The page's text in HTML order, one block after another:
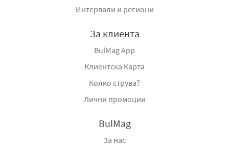
местните жители на Амазонка, абсорбира косата и я
Решение за суха и заплетена коса. Възстановява
силно увредена коса. Придава лекота и здравина на
косата след изсушаване. Можете да изпитате
естественост и обем на косата дори след използване
Невероятен ефект само за 5 секунди:
Интервали и региони
За клиента
BulMag App
Клиентска Карта
Колко струва?
Лични промоции
BulMag
За нас